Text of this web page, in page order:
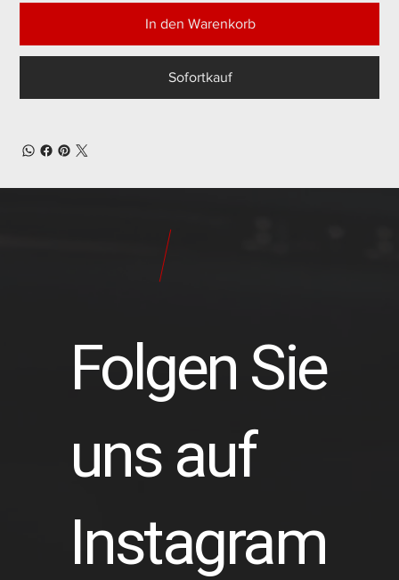
In den Warenkorb
Sofortkauf
Folgen Sie
uns auf
Instagram